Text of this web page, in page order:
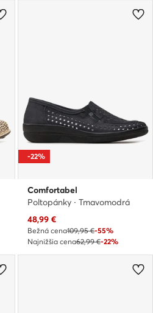
-22%
Comfortabel
Poltopánky · Tmavomodrá
Aktuálna cena
48,99 €
Bežná cena109,95 €-55%
Najnižšia cena62,99 €-22%